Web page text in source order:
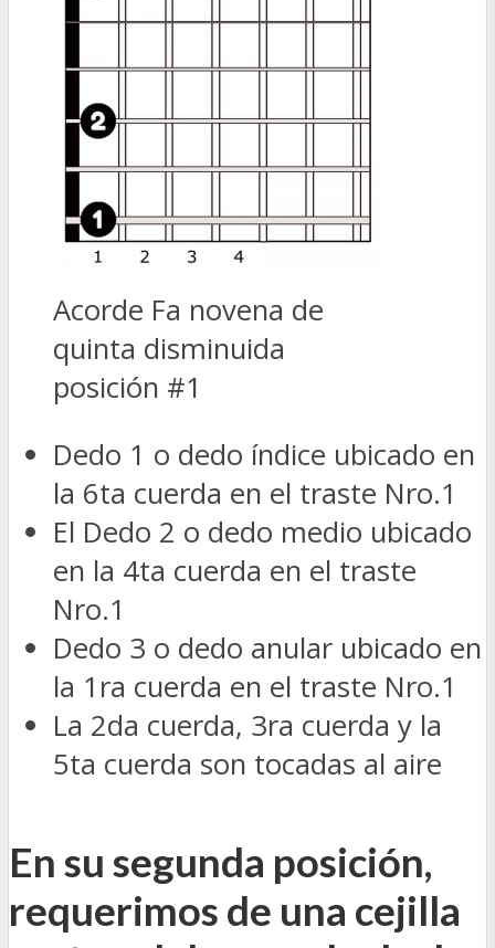
Acorde Fa novena de
quinta disminuida
posición #1
Dedo 1 o dedo índice ubicado en
la 6ta cuerda en el traste Nro.1
El Dedo 2 o dedo medio ubicado
en la 4ta cuerda en el traste
Nro.1
Dedo 3 o dedo anular ubicado en
la 1ra cuerda en el traste Nro.1
La 2da cuerda, 3ra cuerda y la
5ta cuerda son tocadas al aire
En su segunda posición,
requerimos de una cejilla